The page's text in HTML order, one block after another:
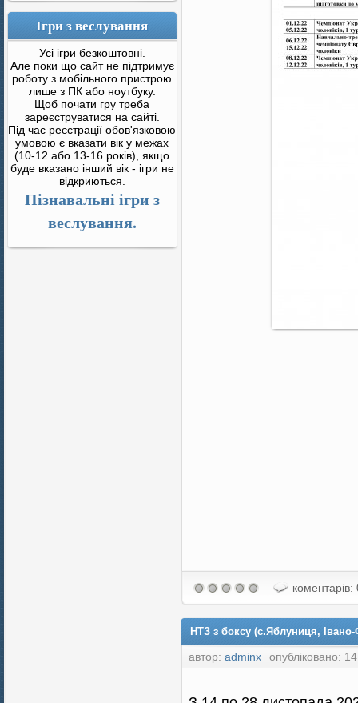
Ігри з веслування
Усі ігри безкоштовні.
Але поки що сайт не підтримує
роботу з мобільного пристрою
лише з ПК або ноутбуку.
Щоб почати гру треба
зареєструватися на сайті.
Під час реєстрації обов'язковою
умовою є вказати вік у межах
(10-12 або 13-16 років), якщо
буде вказано інший вік - ігри не
відкриються.
Пізнавальні ігри з
веслування.
коментарів:
НТЗ з боксу (с.Яблуниця,
автор: adminx опубліковано: